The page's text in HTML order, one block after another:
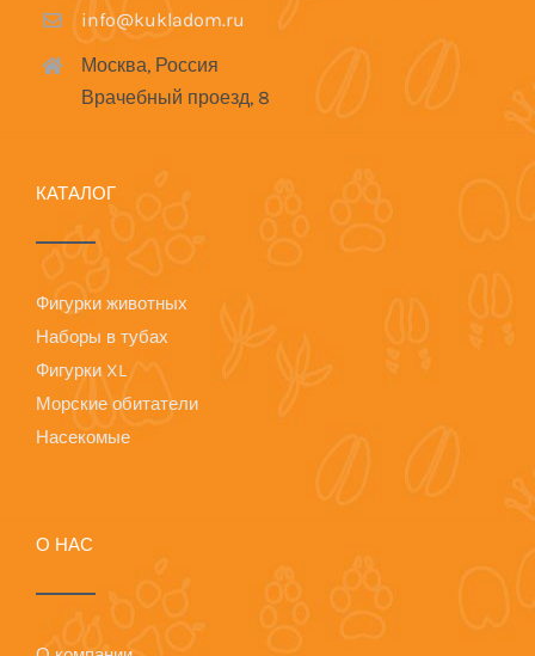
info@kukladom.ru
Москва, Россия
Врачебный проезд, 8
КАТАЛОГ
Фигурки животных
Наборы в тубах
Фигурки XL
Морские обитатели
Насекомые
О НАС